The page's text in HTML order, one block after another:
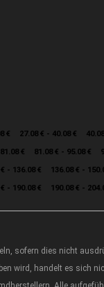
€ 27.08 € - 40.08 €
€ 81.08 € - 95.08 €
- 136.08 € 136.08 € -
- 190.08 € 190.08 € -
sofern dies nicht
wird, handelt es sich